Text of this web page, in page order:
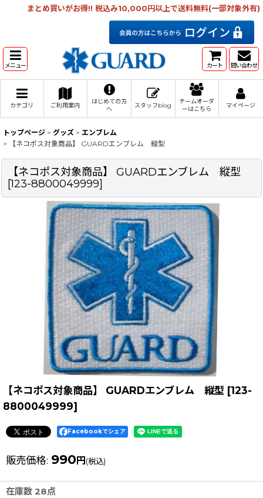
まとめ買いがお得!! 税込み10,000円以上で送料無料(一部対象外有)
メニュー カート 問い合わせ
カテゴリ ご利用案内
はじめての方
へ
スタッフblog
チームオーダ
ーはこちら
マイページ
トップページ > グッズ > エンブレム
>
【ネコポス対象商品】 GUARDエンブレム 縦型
【ネコポス対象商品】 GUARDエンブレム 縦型
[123-8800049999]
【ネコポス対象商品】 GUARDエンブレム 縦型 [123-
8800049999]
Facebookでシェア
販売価格: 990 円 (税込)
在庫数 28点